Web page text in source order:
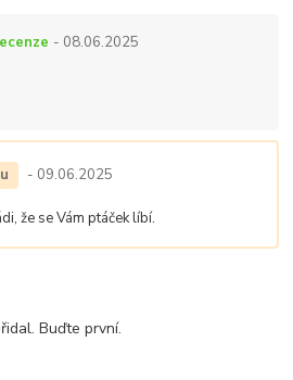
- 08.06.2025
- 09.06.2025
že se Vám ptáček líbí.
Buďte první.